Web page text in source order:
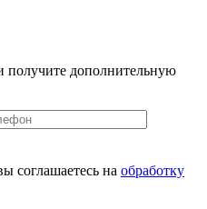
получите дополнительную
соглашаетесь на обработку